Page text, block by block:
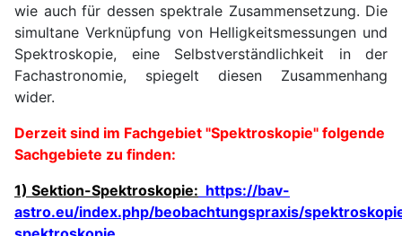
wie auch für dessen spektrale Zusammensetzung. Die
simultane Verknüpfung von Helligkeitsmessungen und
Spektroskopie, eine Selbstverständlichkeit in der
Fachastronomie, spiegelt diesen Zusammenhang
wider.
Derzeit sind im Fachgebiet "Spektroskopie" folgende
Sachgebiete zu finden:
1) Sektion-Spektroskopie: https://bav-
astro.eu/index.php/beobachtungspraxis/